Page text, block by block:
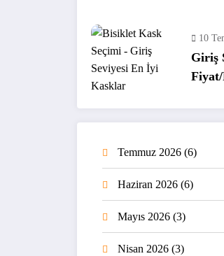
10
Giriş
Temmuz 2026 (6)
Haziran 2026 (6)
Mayıs 2026 (3)
Nisan 2026 (3)